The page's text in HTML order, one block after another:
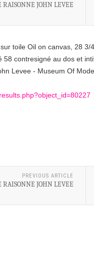
RAISONNE JOHN LEVEE
toile Oil on canvas, 28 3/
contresigné au dos et
Levee - Museum Of
PREVIOUS ARTICLE
RAISONNE JOHN LEVEE